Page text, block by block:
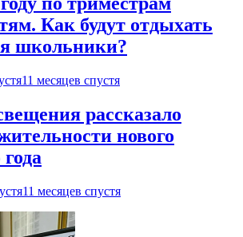
Как будут отдыхать
школьники?
11 месяцев спустя
рассказало
нового
11 месяцев спустя